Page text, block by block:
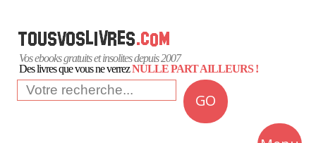
Vos ebooks gratuits et insolites depuis 2007
Des livres que vous ne verrezNULLE PART AILLEURS !
GO